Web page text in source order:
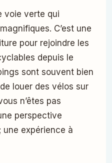
voie verte qui
C’est une
pour rejoindre les
depuis le
sont souvent bien
louer des vélos sur
n’êtes pas
perspective
expérience à